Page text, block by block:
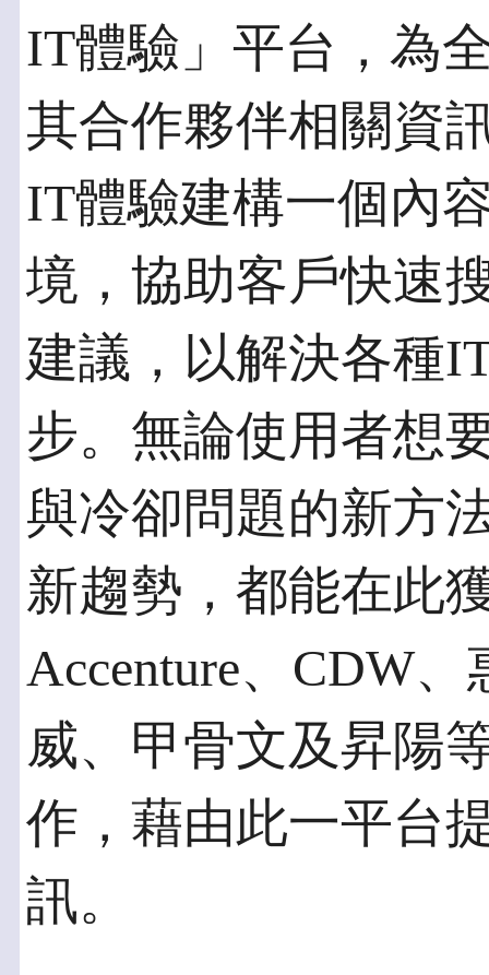
IT體驗」平台，為
其合作夥伴相關資
IT體驗建構一個內
境，協助客戶快速
建議，以解決各種
步。無論使用者想
與冷卻問題的新方
新趨勢，都能在此
Accenture、CDW
威、甲骨文及昇陽
作，藉由此一平台
訊。